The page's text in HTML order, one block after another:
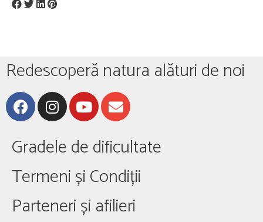
Redescoperă natura alături de noi
Gradele de dificultate
Termeni și Condiții
Parteneri și afilieri